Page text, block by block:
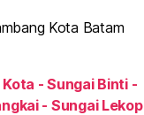
- Sungai Binti -
- Sungai